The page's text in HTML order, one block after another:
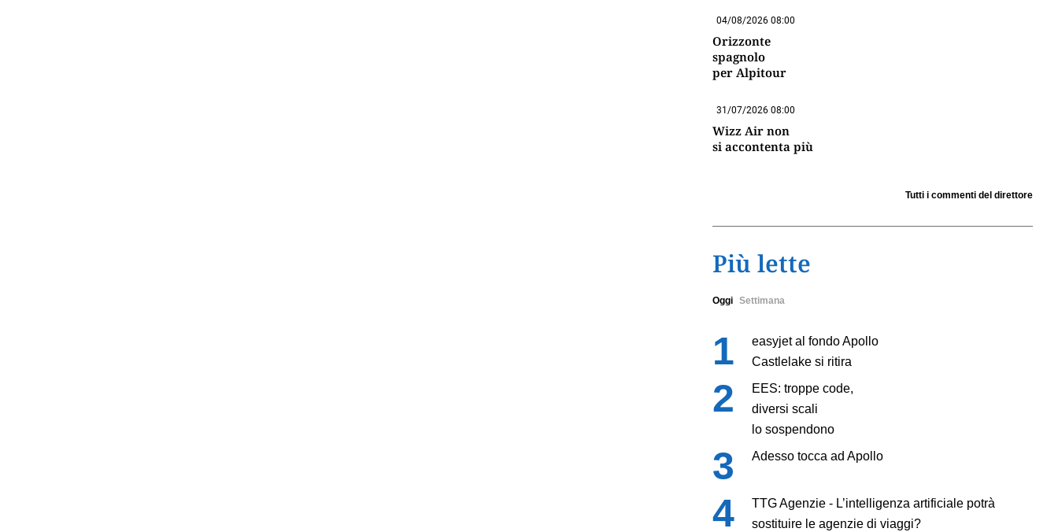
04/08/2026 08:00
Orizzonte
spagnolo
per Alpitour
31/07/2026 08:00
Wizz Air non
si accontenta più
Tutti i commenti del direttore
Più lette
Oggi Settimana
easyjet al fondo Apollo
Castlelake si ritira
EES: troppe code,
diversi scali
lo sospendono
Adesso tocca ad Apollo
TTG Agenzie - L’intelligenza artificiale potrà
sostituire le agenzie di viaggi?